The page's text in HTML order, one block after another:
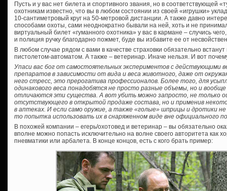
Пусть и у вас нет билета и спортивного звания, но в соответствующей
охотникам известно, что вы в любом состоянии из своей «игрушки»
10-сантиметровый круг на 50-метровой дистанции. А также давно
способами охоты, сами неоднократно бывали на ней, хоть и не
виртуальный билет «гуманного охотника» у вас в кармане – случись
и полиция ручку благодарно пожмет, буде вы избавите ее от
В любом случае рядом с вами в качестве страховки обязательно
пистолетом-автоматом. А также – ветеринар. Иначе нельзя. И вот
Упаси вас бог от самостоятельных экспериментов с действующими
препаратов в зависимости от вида и веса животного, даже от
него стресс, это прерогатива профессионалов. Более того, для
одинакового веса понадобятся не просто разные объемы, но и
отличаются эти существа. А вот убить можно запросто, не только
отсутствующего в открытой продаже состава, но и применив
в аптеках. И если само оружие, а также «голые» шприцы и дротики
то попытка использовать их в снаряженном виде вне официального
В похожей компании – егерь/охотовед и ветеринар – вы обязательно
вполне можно попасть исключительно на волне своего авторитета как
пневматики или арбалета. В конце концов, есть с кого брать пример: